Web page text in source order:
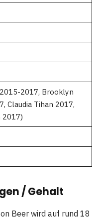
2017, Brooklyn
Claudia Tihan 2017,
2017)
/ Gehalt
Beer wird auf rund 18